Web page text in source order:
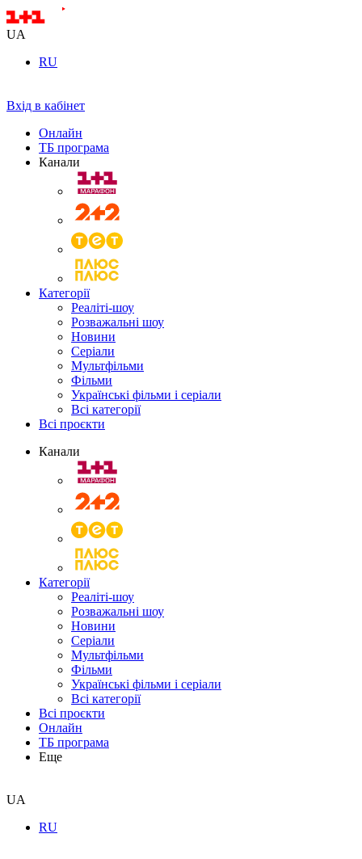
UA
RU
Вхід в кабінет
Онлайн
ТБ програма
Канали
Категорії
Реаліті-шоу
Розважальні шоу
Новини
Серіали
Мультфільми
Фільми
Українські фільми і серіали
Всі категорії
Всі проєкти
Канали
Категорії
Реаліті-шоу
Розважальні шоу
Новини
Серіали
Мультфільми
Фільми
Українські фільми і серіали
Всі категорії
Всі проєкти
Онлайн
ТБ програма
Еще
UA
RU